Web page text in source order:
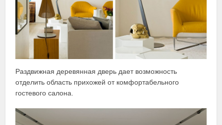
Раздвижная деревянная дверь дает возможность
отделить область прихожей от комфортабельного
гостевого салона.